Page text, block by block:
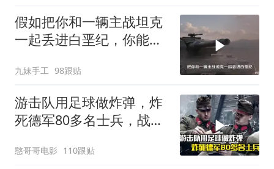
假如把你和一辆主战坦克
一起丢进白垩纪，你能统
九妹手工 98跟贴
游击队用足球做炸弹，炸
死德军80多名士兵，战争
憨哥哥电影 110跟贴